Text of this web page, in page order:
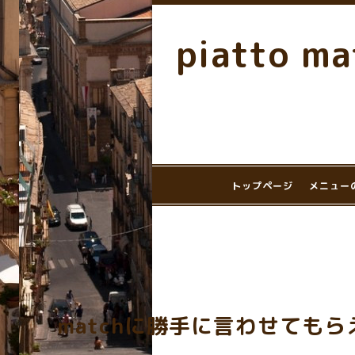
piatto
トップページ メニュー
matchに勝手に言わせても